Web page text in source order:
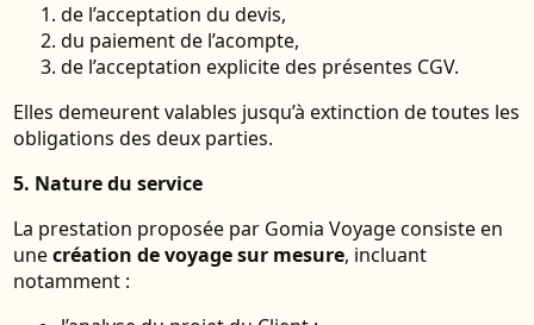
de l’acceptation du devis,
du paiement de l’acompte,
de l’acceptation explicite des présentes CGV.
Elles demeurent valables jusqu’à extinction de toutes les
obligations des deux parties.
5. Nature du service
La prestation proposée par Gomia Voyage consiste en
unecréation de voyage sur mesure, incluant
notamment :